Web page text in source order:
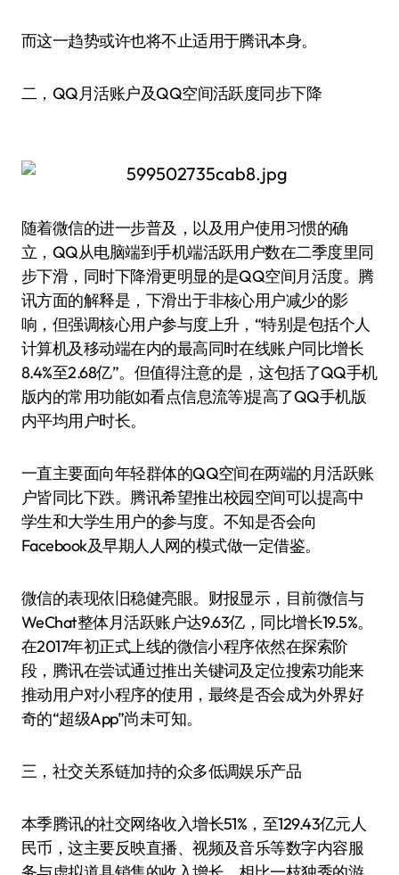
而这一趋势或许也将不止适用于腾讯本身。
二，QQ月活账户及QQ空间活跃度同步下降
随着微信的进一步普及，以及用户使用习惯的确
立，QQ从电脑端到手机端活跃用户数在二季度里同
步下滑，同时下降滑更明显的是QQ空间月活度。腾
讯方面的解释是，下滑出于非核心用户减少的影
响，但强调核心用户参与度上升，“特别是包括个人
计算机及移动端在内的最高同时在线账户同比增长
8.4%至2.68亿”。但值得注意的是，这包括了QQ手机
版内的常用功能(如看点信息流等)提高了QQ手机版
内平均用户时长。
一直主要面向年轻群体的QQ空间在两端的月活跃账
户皆同比下跌。腾讯希望推出校园空间可以提高中
学生和大学生用户的参与度。不知是否会向
Facebook及早期人人网的模式做一定借鉴。
微信的表现依旧稳健亮眼。财报显示，目前微信与
WeChat整体月活跃账户达9.63亿，同比增长19.5%。
在2017年初正式上线的微信小程序依然在探索阶
段，腾讯在尝试通过推出关键词及定位搜索功能来
推动用户对小程序的使用，最终是否会成为外界好
奇的“超级App”尚未可知。
三，社交关系链加持的众多低调娱乐产品
本季腾讯的社交网络收入增长51%，至129.43亿元人
民币，这主要反映直播、视频及音乐等数字内容服